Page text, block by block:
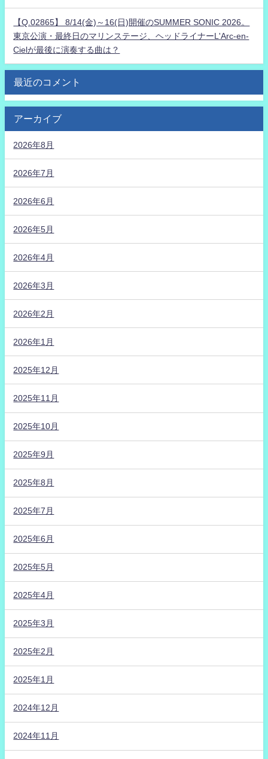
【Q.02865】 8/14(金)～16(日)開催のSUMMER SONIC 2026。
東京公演・最終日のマリンステージ、ヘッドライナーL'Arc-en-
Cielが最後に演奏する曲は？
最近のコメント
アーカイブ
2026年8月
2026年7月
2026年6月
2026年5月
2026年4月
2026年3月
2026年2月
2026年1月
2025年12月
2025年11月
2025年10月
2025年9月
2025年8月
2025年7月
2025年6月
2025年5月
2025年4月
2025年3月
2025年2月
2025年1月
2024年12月
2024年11月